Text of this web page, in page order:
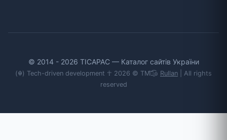
© 2014 - 2026 TICAPAC — Каталог сайтів України
(☬) Tech-driven development ☥ 2026 © TM͡๏̯͡๏ Rullan | All rights
reserved